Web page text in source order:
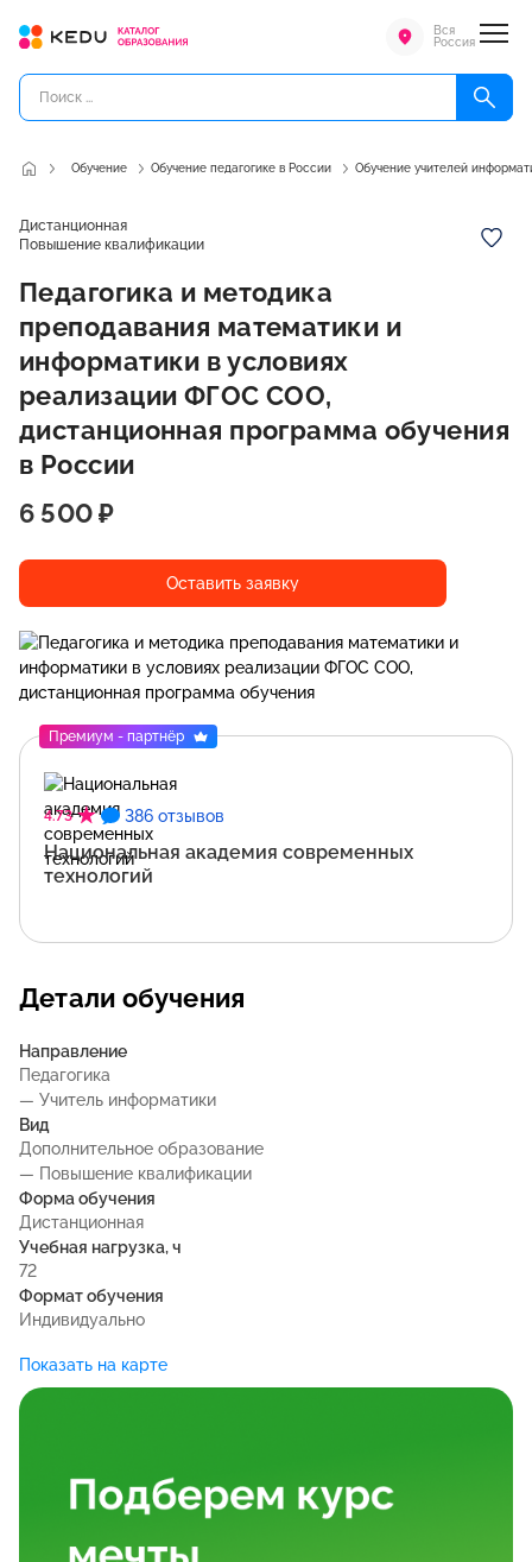
Вся
Россия
Обучение Обучение педагогике в России Обучение учителей
Дистанционная
Повышение квалификации
Педагогика и методика
преподавания математики и
информатики в условиях
реализации ФГОС СОО,
дистанционная программа обучения
в России
6 500 ₽
Оставить заявку
4.73 386 отзывов
Национальная академия современных
технологий
Премиум - партнёр
Детали обучения
Направление
Педагогика
— Учитель информатики
Вид
Дополнительное образование
— Повышение квалификации
Форма обучения
Дистанционная
Учебная нагрузка, ч
72
Формат обучения
Индивидуально
Показать на карте